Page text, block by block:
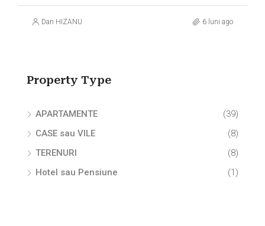
Dan HIZANU 6 luni ago
Property Type
APARTAMENTE
(39)
CASE sau VILE
(8)
TERENURI
(8)
Hotel sau Pensiune
(1)